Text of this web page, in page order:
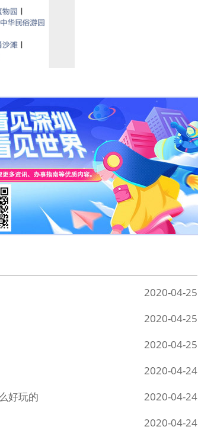
2020-04-25
2020-04-25
2020-04-25
2020-04-24
好玩的
2020-04-24
2020-04-24